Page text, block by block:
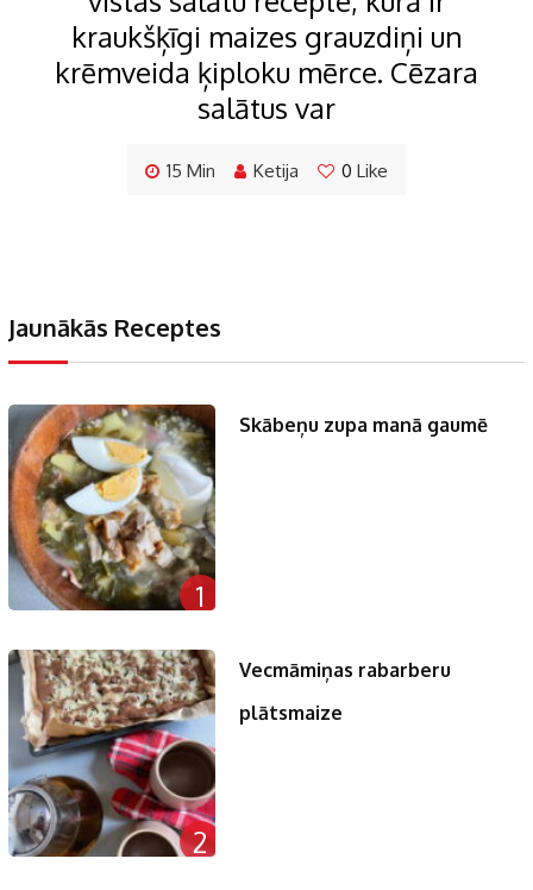
kraukšķīgi maizes grauzdiņi un
krēmveida ķiploku mērce. Cēzara
salātus var
15 Min Ketija 0 Like
Jaunākās Receptes
1
Skābeņu zupa manā gaumē
2
Vecmāmiņas rabarberu
plātsmaize